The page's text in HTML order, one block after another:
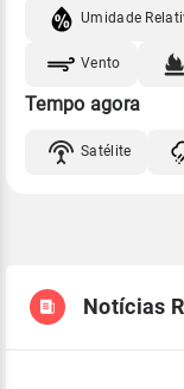
Umidade
Vento
Tempo agora
Satélite
Notícias